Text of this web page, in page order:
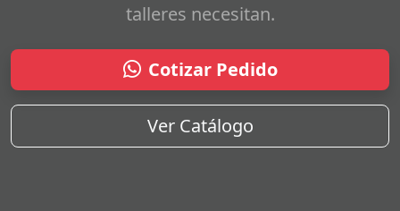
talleres necesitan.
Cotizar Pedido
Ver Catálogo